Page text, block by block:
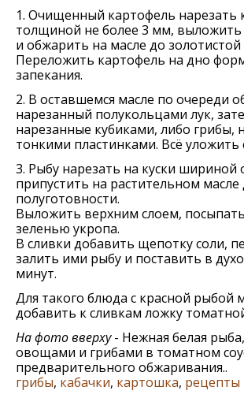
1. Очищенный картофель нарезать
толщиной не более 3 мм, выложить
и обжарить на масле до золотистой
Переложить картофель на дно
запекания.
2. В оставшемся масле по очереди
нарезанный полукольцами лук,
нарезанные кубиками, либо грибы,
тонкими пластинками. Всё уложить
3. Рыбу нарезать на куски шириной
припустить на растительном масле
полуготовности.
Выложить верхним слоем,
зеленью укропа.
В сливки добавить щепотку соли,
залить ими рыбу и поставить в
минут.
Для такого блюда с красной рыбой
добавить к сливкам ложку
На фото вверху- Нежная белая
овощами и грибами в томатном
предварительного обжаривания..
грибы, кабачки, картошка, рецепты